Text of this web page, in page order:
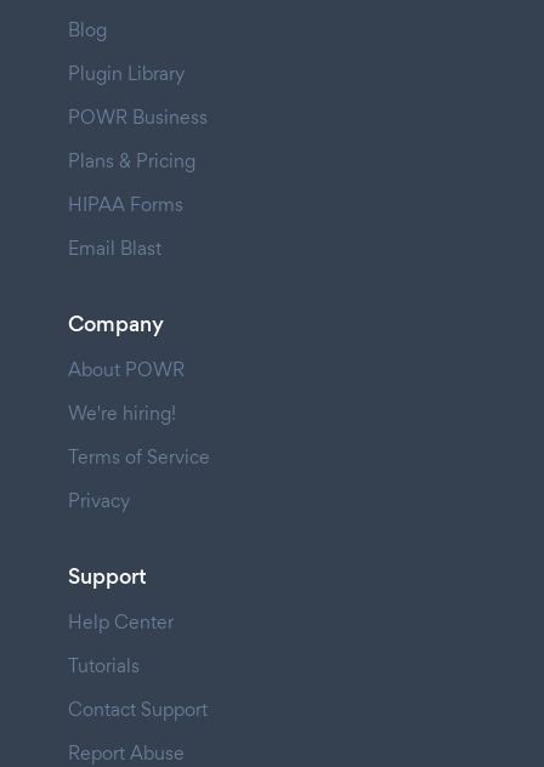
Blog
Plugin Library
POWR Business
Plans & Pricing
HIPAA Forms
Email Blast
Company
About POWR
We're hiring!
Terms of Service
Privacy
Support
Help Center
Tutorials
Contact Support
Report Abuse